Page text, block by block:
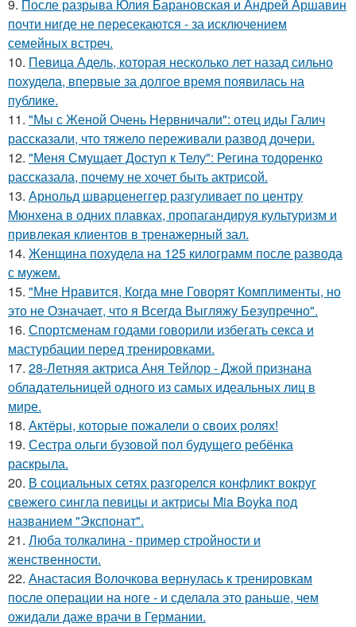
9. После разрыва Юлия Барановская и Андрей Аршавин
почти нигде не пересекаются - за исключением
семейных встреч.
10. Певица Адель, которая несколько лет назад сильно
похудела, впервые за долгое время появилась на
публике.
11. "Мы с Женой Очень Нервничали": отец иды Галич
рассказали, что тяжело переживали развод дочери.
12. "Меня Смущает Доступ к Телу": Регина тодоренко
рассказала, почему не хочет быть актрисой.
13. Арнольд шварценеггер разгуливает по центру
Мюнхена в одних плавках, пропагандируя культуризм и
привлекая клиентов в тренажерный зал.
14. Женщина похудела на 125 килограмм после развода
с мужем.
15. "Мне Нравится, Когда мне Говорят Комплименты, но
это не Означает, что я Всегда Выгляжу Безупречно".
16. Спортсменам годами говорили избегать секса и
мастурбации перед тренировками.
17. 28-Летняя актриса Аня Тейлор - Джой признана
обладательницей одного из самых идеальных лиц в
мире.
18. Актёры, которые пожалели о своих ролях!
19. Сестра ольги бузовой пол будущего ребёнка
раскрыла.
20. В социальных сетях разгорелся конфликт вокруг
свежего сингла певицы и актрисы Mia Boyka под
названием "Экспонат".
21. Люба толкалина - пример стройности и
женственности.
22. Анастасия Волочкова вернулась к тренировкам
после операции на ноге - и сделала это раньше, чем
ожидали даже врачи в Германии.